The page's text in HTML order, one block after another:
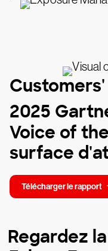
2025
Voice of
surface
Télécharger le rapport
Regardez